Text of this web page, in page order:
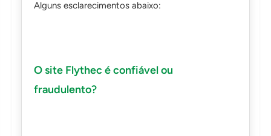
Alguns esclarecimentos abaixo:
O site Flythec é confiável ou
fraudulento?